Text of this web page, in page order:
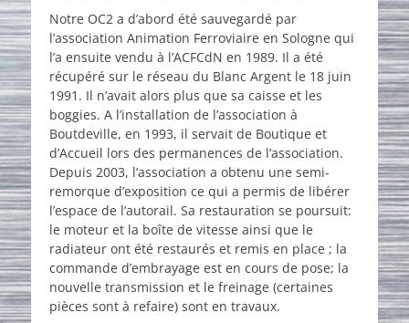
Notre OC2 a d’abord été sauvegardé par
l’association Animation Ferroviaire en Sologne qui
l’a ensuite vendu à l’ACFCdN en 1989. Il a été
récupéré sur le réseau du Blanc Argent le 18 juin
1991. Il n’avait alors plus que sa caisse et les
boggies. A l’installation de l’association à
Boutdeville, en 1993, il servait de Boutique et
d’Accueil lors des permanences de l’association.
Depuis 2003, l’association a obtenu une semi-
remorque d’exposition ce qui a permis de libérer
l’espace de l’autorail. Sa restauration se poursuit:
le moteur et la boîte de vitesse ainsi que le
radiateur ont été restaurés et remis en place ; la
commande d’embrayage est en cours de pose; la
nouvelle transmission et le freinage (certaines
pièces sont à refaire) sont en travaux.